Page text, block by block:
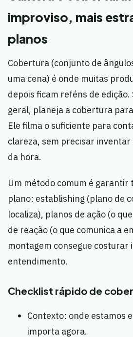
improviso, mais
planos
Cobertura (conjunto de
uma cena) é onde muitas
depois ficam reféns de edição.
geral, planeja a cobertura
Ele filma o suficiente para
clareza, sem precisar inventar
da hora.
Um método comum é garantir
plano: establishing (plano de
localiza), planos de ação (o
de reação (o que comunica a
montagem consegue costurar
entendimento.
Checklist rápido de
Contexto: onde estamos
importa agora.